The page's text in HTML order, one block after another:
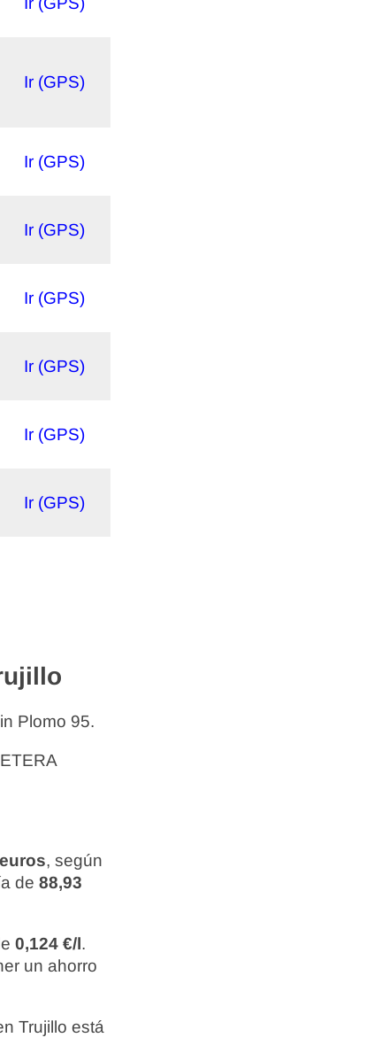
Ir (GPS)
Ir (GPS)
Ir (GPS)
Ir (GPS)
Ir (GPS)
Ir (GPS)
Ir (GPS)
Plomo 95.
, según
de 88,93
0,124 €/l.
un ahorro
Trujillo está